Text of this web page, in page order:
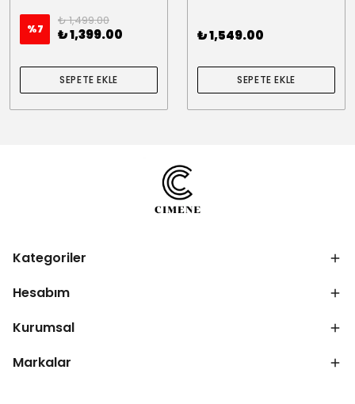
%7
₺ 1,499.00
₺ 1,399.00
SEPETE EKLE
₺ 1,549.00
SEPETE EKLE
Kategoriler
Hesabım
Kurumsal
Markalar